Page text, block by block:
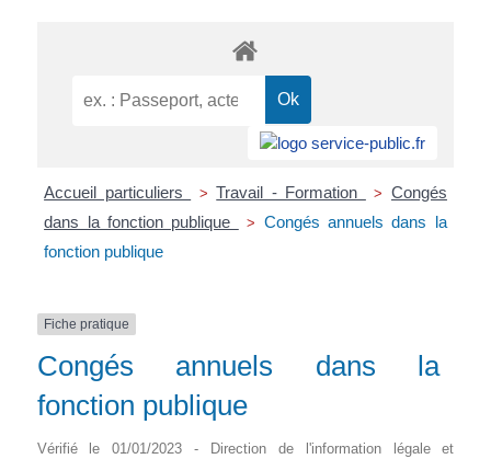
Accueil particuliers > Travail - Formation > Congés
dans la fonction publique
> Congés annuels dans la
fonction publique
Fiche pratique
Congés annuels dans la
fonction publique
Vérifié le 01/01/2023 - Direction de l'information légale et